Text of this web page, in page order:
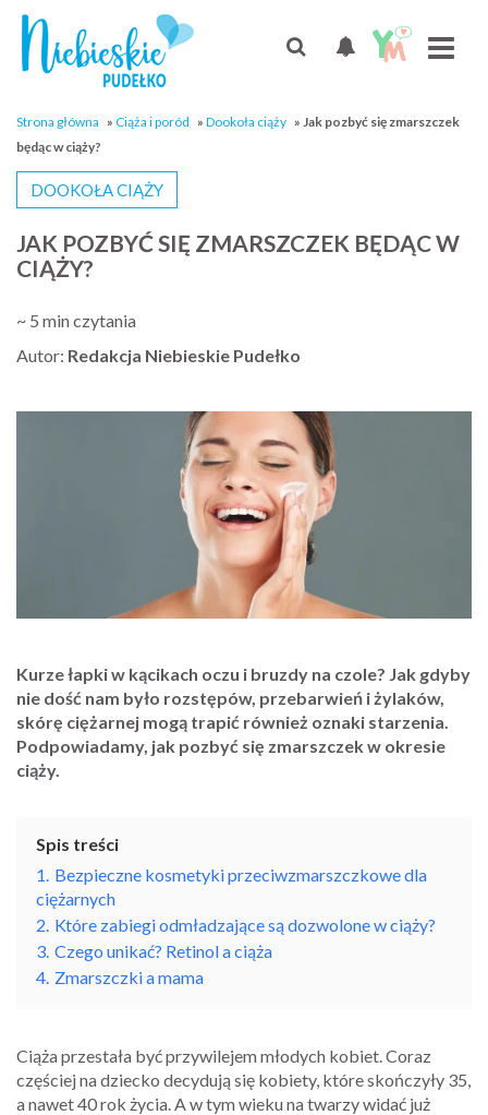
Strona główna » Ciąża i poród » Dookoła ciąży » Jak pozbyć się zmarszczek
będąc w ciąży?
JAK POZBYĆ SIĘ ZMARSZCZEK BĘDĄC W
CIĄŻY?
DOOKOŁA CIĄŻY
~ 5 min czytania
Autor: Redakcja Niebieskie Pudełko
Kurze łapki w kącikach oczu i bruzdy na czole? Jak gdyby
nie dość nam było rozstępów, przebarwień i żylaków,
skórę ciężarnej mogą trapić również oznaki starzenia.
Podpowiadamy, jak pozbyć się zmarszczek w okresie
ciąży.
Spis treści
1. Bezpieczne kosmetyki przeciwzmarszczkowe dla
ciężarnych
2. Które zabiegi odmładzające są dozwolone w ciąży?
3. Czego unikać? Retinol a ciąża
4. Zmarszczki a mama
Ciąża przestała być przywilejem młodych kobiet. Coraz
częściej na dziecko decydują się kobiety, które skończyły 35,
a nawet 40 rok życia. A w tym wieku na twarzy widać już